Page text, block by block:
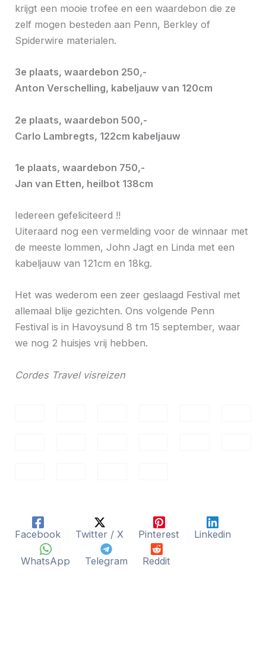
krijgt een mooie trofee en een waardebon die ze
zelf mogen besteden aan Penn, Berkley of
Spiderwire materialen.
3e plaats, waardebon 250,-
Anton Verschelling, kabeljauw van 120cm
2e plaats, waardebon 500,-
Carlo Lambregts, 122cm kabeljauw
1e plaats, waardebon 750,-
Jan van Etten, heilbot 138cm
Iedereen gefeliciteerd !!
Uiteraard nog een vermelding voor de winnaar met
de meeste lommen, John Jagt en Linda met een
kabeljauw van 121cm en 18kg.
Het was wederom een zeer geslaagd Festival met
allemaal blije gezichten. Ons volgende Penn
Festival is in Havoysund 8 tm 15 september, waar
we nog 2 huisjes vrij hebben.
Cordes Travel visreizen
Facebook Twitter / X Pinterest Linkedin
WhatsApp Telegram Reddit